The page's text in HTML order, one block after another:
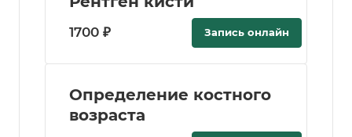
1700 ₽ Запись онлайн
Определение костного
возраста